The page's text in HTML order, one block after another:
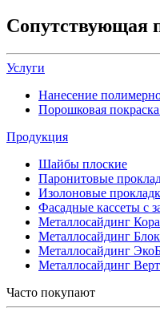
Сопутствующая
Услуги
Нанесение
Порошковая
Продукция
Шайбы плоские
Паронитовые
Изолоновые
Фасадные кассеты с
Металлосайдинг
Металлосайдинг
Металлосайдинг
Металлосайдинг
Часто покупают